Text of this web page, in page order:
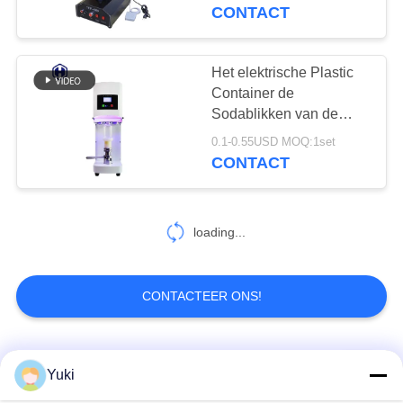
CONTACT
MET
ONS
NIEUWS
BLOG
VRAAG
EEN
Vierkante Plastic
Kruik
29
Het HUISDIER kan
203
Verpakkende Machine
CONTACT
Het elektrische Plastic
Container de
Sodablikken van de
Verpakkingsmachine
Hand Verzegelen
0.1-0.55USD MOQ:1set
CONTACT
loading...
CONTACTEER ONS!
populaire categorieën
Yuki